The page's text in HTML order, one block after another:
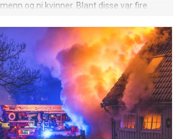
menn og ni kvinner. Blant disse var fire